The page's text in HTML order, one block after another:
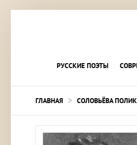
РУССКИЕ ПОЭТЫ
ГЛАВНАЯ > СОЛОВЬЁВА